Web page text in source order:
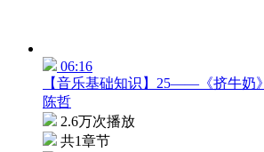
06:16
【音乐基础知识】25——《挤牛奶》
陈哲
2.6万次播放
共1章节